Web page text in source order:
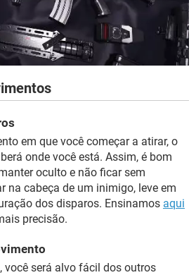
em que você começar a atirar, o
onde você está. Assim, é bom
oculto e não ficar sem
na cabeça de um inimigo, leve em
dos disparos. Ensinamos aqui
precisão.
você será alvo fácil dos outros